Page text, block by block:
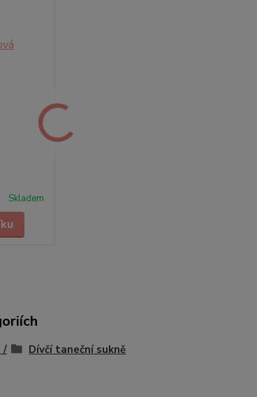
Skladem
/
Dívčí taneční sukně